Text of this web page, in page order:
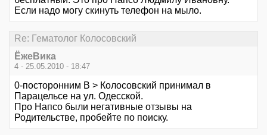
Если надо могу скинуть телефон на мыло.
Re: Гематолог Колосовский
ЁжеВика
4 - 25.05.2010 - 18:47
0-посторонним В > Колосовский принимал в
Парацельсе на ул. Одесской.
Про Напсо были негативные отзывы на
Родительстве, пробейте по поиску.